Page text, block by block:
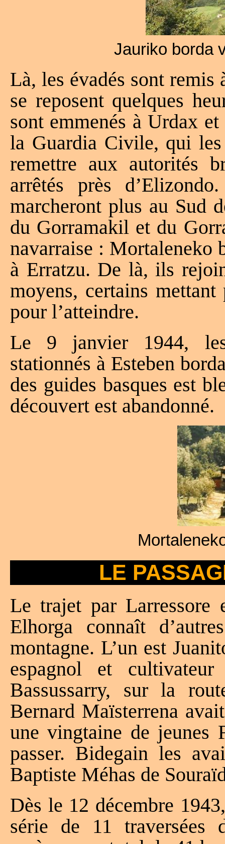
Jauriko borda
Là, les évadés sont
se reposent quelques
sont emmenés à Urdax
la Guardia Civile, qui
remettre aux autorités
arrêtés près
marcheront plus au Sud
du Gorramakil et du
navarraise : Mortaleneko
à Erratzu. De là, ils
moyens, certains
pour l’atteindre.
Le 9 janvier 1944, les
stationnés à Esteben
des guides basques est
découvert est abandonné.
LE
Le trajet par Larressore
Elhorga connaît
montagne. L’un est
espagnol et
Bassussarry, sur la
Bernard Maïsterrena
une vingtaine de jeunes
passer. Bidegain les
Baptiste Méhas de
Dès le 12 décembre
série de 11 traversées